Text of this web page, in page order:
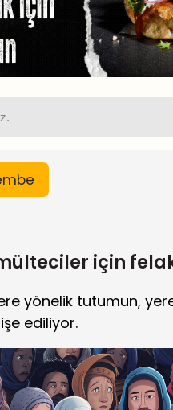
için
yönelik tutumun,
ediliyor.